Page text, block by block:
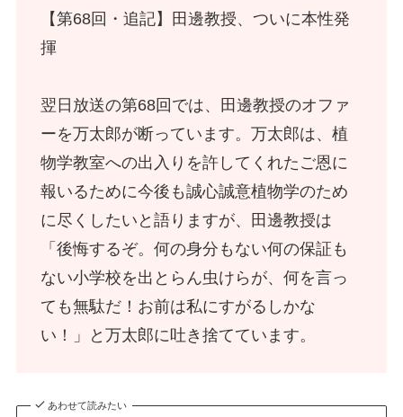
【第68回・追記】田邊教授、ついに本性発
揮
翌日放送の第68回では、田邊教授のオファ
ーを万太郎が断っています。万太郎は、植
物学教室への出入りを許してくれたご恩に
報いるために今後も誠心誠意植物学のため
に尽くしたいと語りますが、田邊教授は
「後悔するぞ。何の身分もない何の保証も
ない小学校を出とらん虫けらが、何を言っ
ても無駄だ！お前は私にすがるしかな
い！」と万太郎に吐き捨てています。
あわせて読みたい